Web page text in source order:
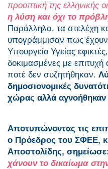
προοπτική της ελληνικής
η λύση και όχι το
Παράλληλα, τα στελέχη
υπογράμμισαν πως έχουν
Υπουργείο Υγείας
δοκιμασμένες με
ποτέ δεν συζητήθηκαν.
δημοσιονομικές
χώρας αλλά αγνοήθηκαν
Αποτυπώνοντας τις
ο Πρόεδρος του ΣΦΕΕ,
Αποστολίδης, σημείωσε:
χάνουν το δικαίωμα